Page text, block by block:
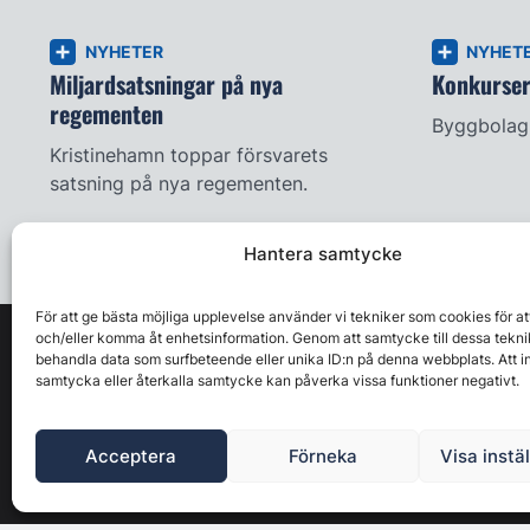
Hantera samtycke
För att ge bästa möjliga upplevelse använder vi tekniker som cookies för
och/eller komma åt enhetsinformation. Genom att samtycke till dessa
behandla data som surfbeteende eller unika ID:n på denna webbplats. Att
samtycka eller återkalla samtycke kan påverka vissa funktioner negativt.
Acceptera Förneka Visa
NYHETER
Miljardsatsningar på nya
regementen
Kristinehamn toppar försvarets
satsning på nya regementen.